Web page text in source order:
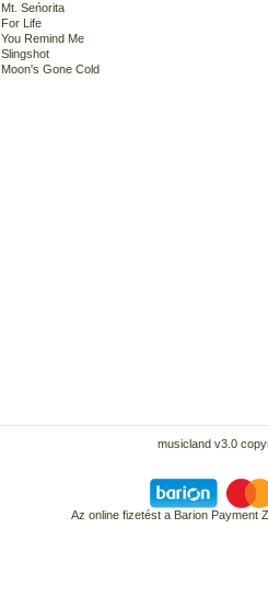
Mt. Seńorita
For Life
You Remind Me
Slingshot
Moon's Gone Cold
musicland v3.0
Az online fizetést a Barion Payment